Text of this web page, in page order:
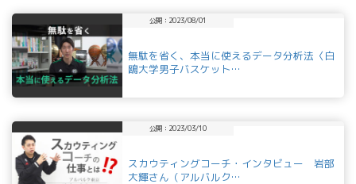
公開：2023/08/01
無駄を省く、本当に使えるデータ分析法〈白
鴎大学男子バスケット…
公開：2023/03/10
スカウティングコーチ・インタビュー 岩部
大輝さん（アルバルク…